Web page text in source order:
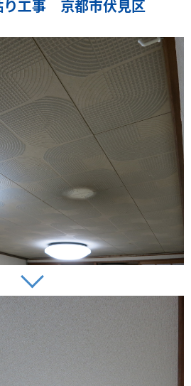
り工事 京都市伏見区